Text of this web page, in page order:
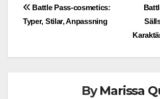
Post
navigation
Battle Pass-cosmetics:
Typer, Stilar, Anpassning
ByMarissa